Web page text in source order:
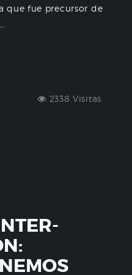
que fue precursor de
2338 Visitas